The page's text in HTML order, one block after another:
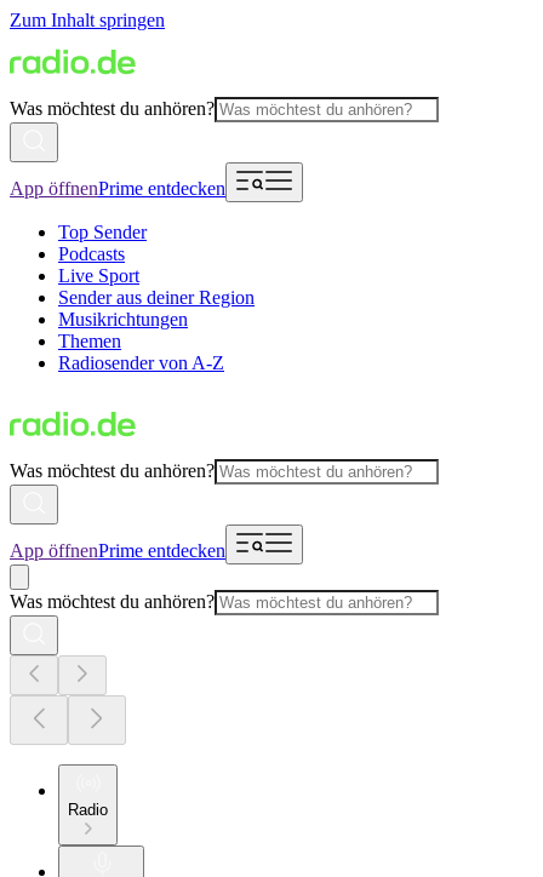
Zum Inhalt springen
Was möchtest du anhören?
App öffnenPrime entdecken
Top Sender
Podcasts
Live Sport
Sender aus deiner Region
Musikrichtungen
Themen
Radiosender von A-Z
Was möchtest du anhören?
App öffnenPrime entdecken
Was möchtest du anhören?
Radio